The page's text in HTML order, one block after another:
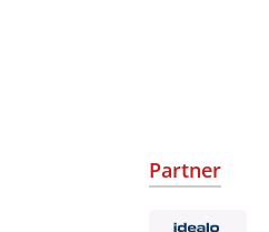
Partner